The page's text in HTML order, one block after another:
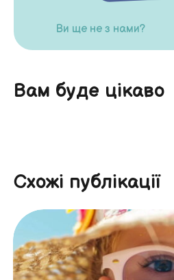
Ви ще не з нами?
Вам буде цікаво
Схожі публікації